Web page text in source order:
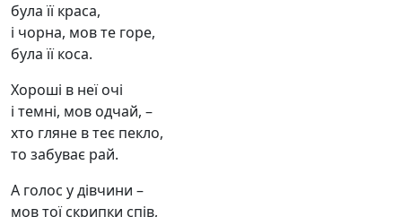
була її краса,
і чорна, мов те горе,
була її коса.
Хороші в неї очі
і темні, мов одчай, –
хто гляне в теє пекло,
то забуває рай.
А голос у дівчини –
мов тої скрипки спів,